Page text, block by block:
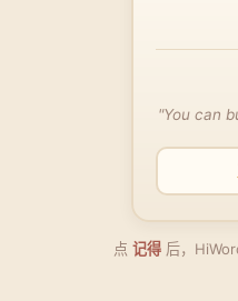
"You can
点 记得 后，